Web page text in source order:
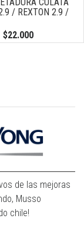
/ REXTON 2.9 /
$22.000
de las mejoras
Musso
chile!